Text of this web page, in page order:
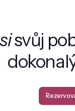
svůj